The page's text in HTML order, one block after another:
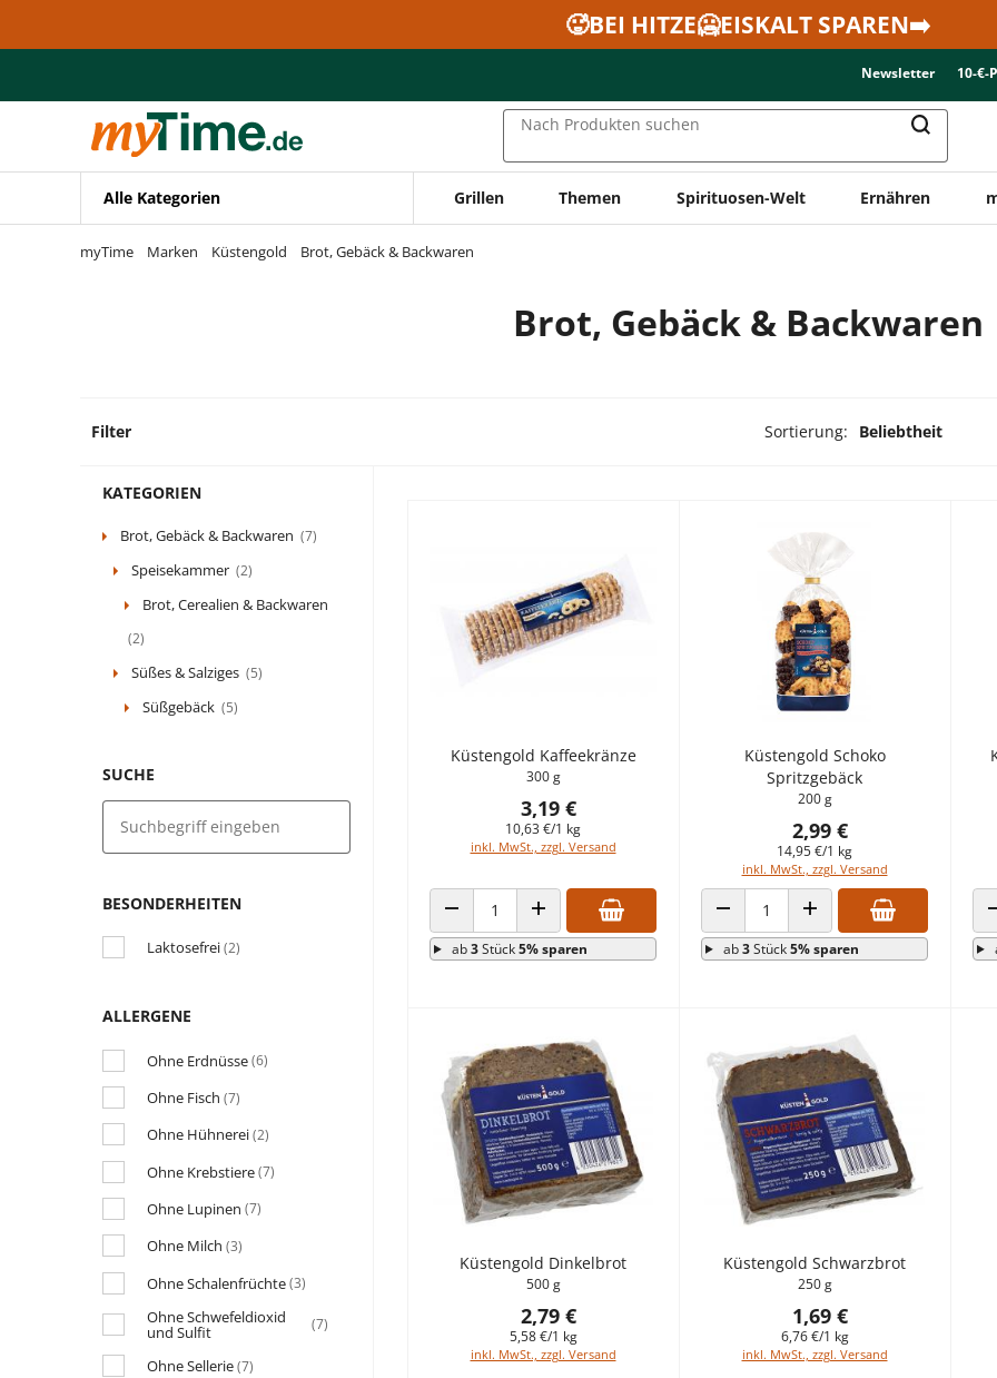
Zur Navigation springen
🥵BEI HITZE🥶EISKALT SPAREN➡️
Newsletter 10-€-
Nach Produkten suchen
Alle Kategorien Grillen Themen Spirituosen-Welt Ernähren
myTime Marken Küstengold Brot, Gebäck & Backwaren
Brot, Gebäck & Backwaren
Filter Sortierung: Beliebtheit
KATEGORIEN
Brot, Gebäck & Backwaren (7)
Speisekammer (2)
Brot, Cerealien & Backwaren
(2)
Süßes & Salziges (5)
Süßgebäck (5)
SUCHE
BESONDERHEITEN
Laktosefrei(2)
ALLERGENE
Ohne Erdnüsse(6)
Ohne Fisch (7)
Ohne Hühnerei(2)
Ohne Krebstiere(7)
Ohne Lupinen (7)
Ohne Milch (3)
Ohne Schalenfrüchte(3)
Ohne Schwefeldioxid
und Sulfit (7)
Ohne Sellerie(7)
Küstengold Kaffeekränze
300 g
3,19 €
10,63 €/1 kg
inkl. MwSt., zzgl. Versand
ANZAHL VERRINGERNANZAHL ERHÖHEN
ab3Stück5% sparen
Küstengold Schoko
Spritzgebäck
200 g
2,99 €
14,95 €/1 kg
inkl. MwSt., zzgl. Versand
ANZAHL VERRINGERNANZAHL ERHÖHEN
ab3Stück5% sparen
Küstengold Dinkelbrot
500 g
2,79 €
5,58 €/1 kg
inkl. MwSt., zzgl. Versand
Küstengold Schwarzbrot
250 g
1,69 €
6,76 €/1 kg
inkl. MwSt., zzgl. Versand